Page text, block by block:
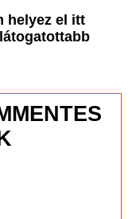
helyez el itt